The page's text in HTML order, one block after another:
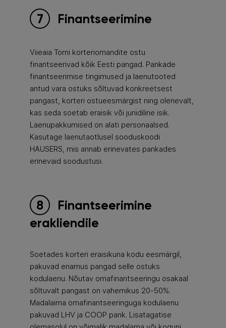
Finantseerimine
Viieaia Torni korteriomandite ostu
finantseerivad kõik Eesti pangad. Pankade
finantseerimise tingimused ja laenutooted
antud vara ostuks sõltuvad konkreetsest
pangast, korteri ostueesmärgist ning olenevalt,
kas seda soetab eraisik või juriidiline isik.
Laenupakkumised on alati personaalsed.
Kasutage laenutaotlusel sooduskoodi
HAUSERS, mis annab erinevates pankades
erinevaid soodustusi.
Finantseerimine
erakliendile
Soetades korteri eraisikuna kodu eesmärgil,
pakuvad enamus pangad selle ostuks
kodulaenu. Nõutav omafinantseeringu osakaal
sõltuvalt pangast on vahemikus 20-50%.
Madalaima omafinantseeringuga kodulaenu
pakuvad LHV ja COOP pank. Lisatagatise